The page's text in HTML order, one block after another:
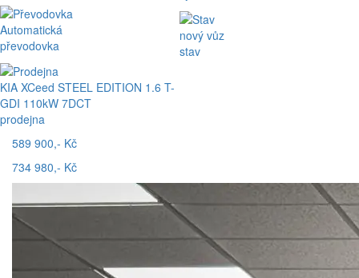
Automatická
převodovka
KIA XCeed STEEL EDITION 1.6 T-
GDI 110kW 7DCT
prodejna
nový vůz
stav
589 900,- Kč
734 980,- Kč